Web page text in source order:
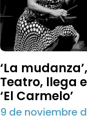
‘La
Teatro, llega
‘El Carmelo’
9 de noviembre